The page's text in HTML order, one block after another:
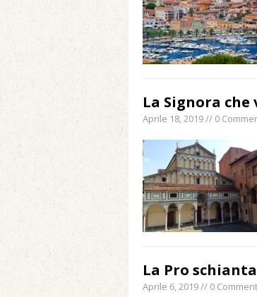
La Signora che
Aprile 18, 2019 // 0
La Pro
Aprile 6, 2019 // 0